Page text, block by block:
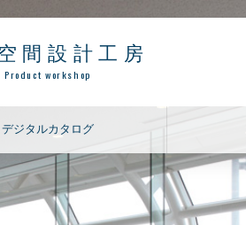
間設計工房
Product workshop
パーティション
デジタルカタログ